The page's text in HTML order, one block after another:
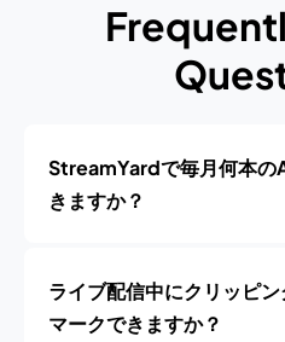
StreamYardで毎月何本の
きますか？
ライブ配信中にクリッピ
マークできますか？